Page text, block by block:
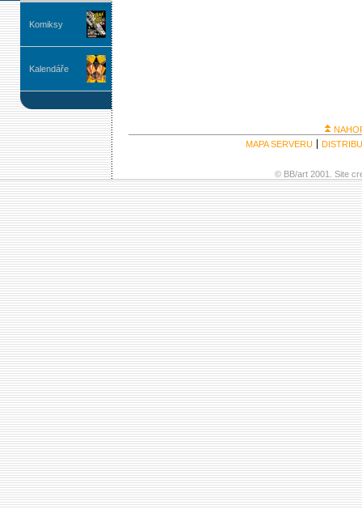
Komiksy
Kalendáře
MAPA SERVERU
© BB/art 2001. Site